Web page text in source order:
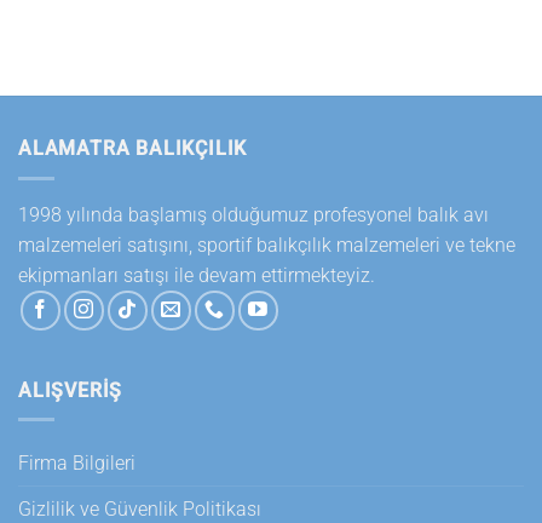
ALAMATRA BALIKÇILIK
1998 yılında başlamış olduğumuz profesyonel balık avı
malzemeleri satışını, sportif balıkçılık malzemeleri ve tekne
ekipmanları satışı ile devam ettirmekteyiz.
ALIŞVERİŞ
Firma Bilgileri
Gizlilik ve Güvenlik Politikası